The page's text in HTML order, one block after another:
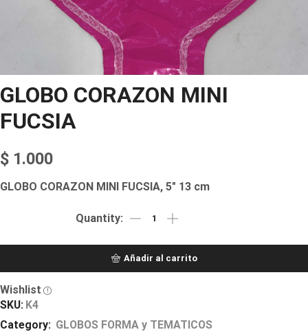
GLOBO CORAZON MINI
FUCSIA
$ 1.000
GLOBO CORAZON MINI FUCSIA, 5″ 13 cm
Añadir al carrito
Wishlist
SKU: K4
Category: GLOBOS FORMA y TEMATICOS